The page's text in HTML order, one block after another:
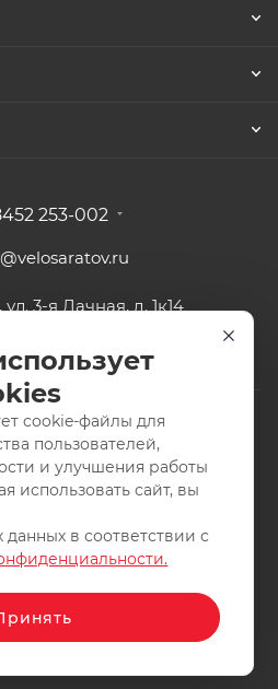
253-002
ул. 3-я Дачная, д. 1к14
спортивных товаров
публичной офертой. Все права
материалов и фотографий
cookie-файлы для
пользователей,
и улучшения работы
использовать сайт, вы
данных в соответствии с